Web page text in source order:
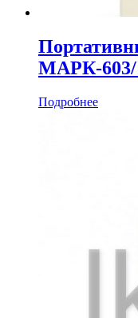
МАРК-603/
Подробнее